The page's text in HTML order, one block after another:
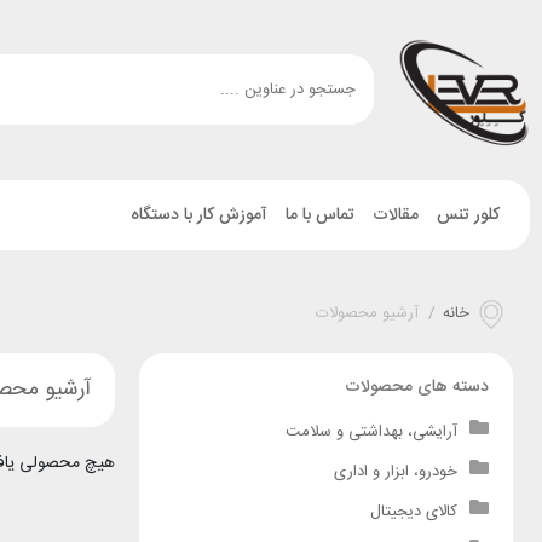
کلور تنس مقالات تماس با ما آموزش کار با دستگاه
خانه / آرشیو محصولات
آرشیو
هیچ محصولی
دسته های محصولات
آرایشی، بهداشتی و سلامت
خودرو، ابزار و اداری
کالای دیجیتال